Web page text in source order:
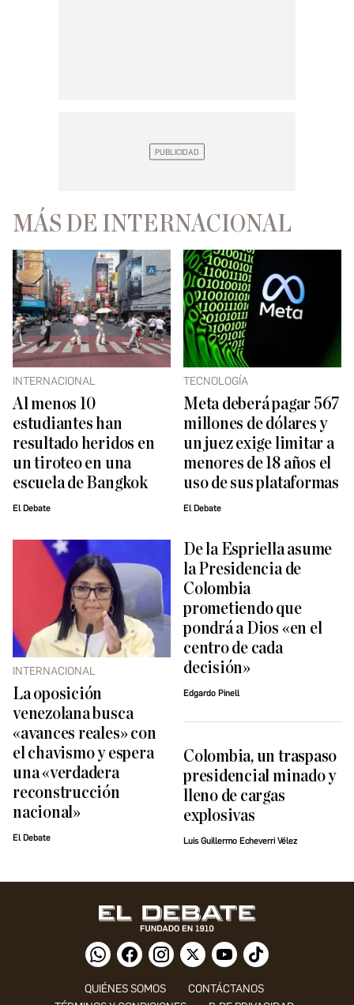
MÁS DE INTERNACIONAL
INTERNACIONAL
Al menos 10
estudiantes han
resultado heridos en
un tiroteo en una
escuela de Bangkok
El Debate
TECNOLOGÍA
Meta deberá pagar 567
millones de dólares y
un juez exige limitar a
menores de 18 años el
uso de sus plataformas
El Debate
INTERNACIONAL
La oposición
venezolana busca
«avances reales» con
el chavismo y espera
una «verdadera
reconstrucción
nacional»
El Debate
De la Espriella asume
la Presidencia de
Colombia
prometiendo que
pondrá a Dios «en el
centro de cada
decisión»
Edgardo Pinell
Colombia, un traspaso
presidencial minado y
lleno de cargas
explosivas
Luis Guillermo Echeverri Vélez
QUIÉNES SOMOS
CONTÁCTANOS